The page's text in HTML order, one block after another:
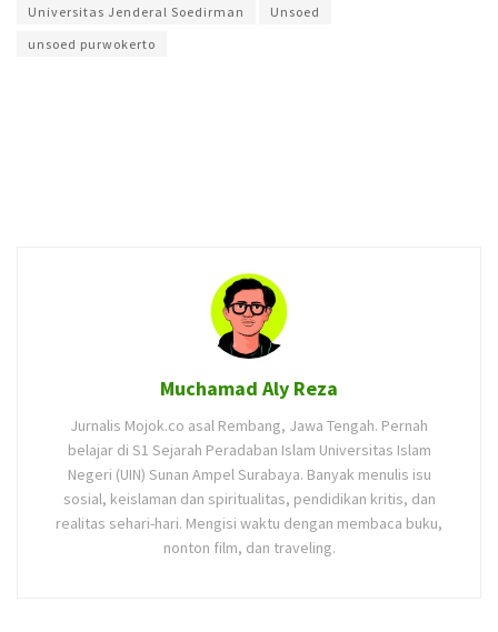
Universitas Jenderal Soedirman
Unsoed
unsoed purwokerto
Muchamad Aly Reza
Jurnalis Mojok.co asal Rembang, Jawa Tengah. Pernah
belajar di S1 Sejarah Peradaban Islam Universitas Islam
Negeri (UIN) Sunan Ampel Surabaya. Banyak menulis isu
sosial, keislaman dan spiritualitas, pendidikan kritis, dan
realitas sehari-hari. Mengisi waktu dengan membaca buku,
nonton film, dan traveling.